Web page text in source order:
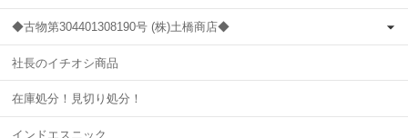
◆古物第304401308190号 (株)土橋商店◆
社長のイチオシ商品
在庫処分！見切り処分！
インドエスニック